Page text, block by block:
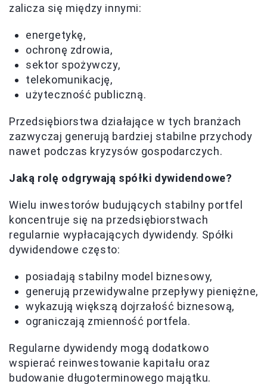
zalicza się między innymi:
energetykę,
ochronę zdrowia,
sektor spożywczy,
telekomunikację,
użyteczność publiczną.
Przedsiębiorstwa działające w tych branżach
zazwyczaj generują bardziej stabilne przychody
nawet podczas kryzysów gospodarczych.
Jaką rolę odgrywają spółki dywidendowe?
Wielu inwestorów budujących stabilny portfel
koncentruje się na przedsiębiorstwach
regularnie wypłacających dywidendy. Spółki
dywidendowe często:
posiadają stabilny model biznesowy,
generują przewidywalne przepływy pieniężne,
wykazują większą dojrzałość biznesową,
ograniczają zmienność portfela.
Regularne dywidendy mogą dodatkowo
wspierać reinwestowanie kapitału oraz
budowanie długoterminowego majątku.